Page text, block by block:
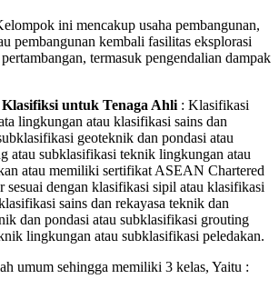
ini mencakup usaha pembangunan,
pembangunan kembali fasilitas eksplorasi
termasuk pengendalian dampak
untuk Tenaga Ahli : Klasifikasi
lingkungan atau klasifikasi sains dan
geoteknik dan pondasi atau
atau subklasifikasi teknik lingkungan atau
atau memiliki sertifikat ASEAN Chartered
sesuai dengan klasifikasi sipil atau klasifikasi
sains dan rekayasa teknik dan
dan pondasi atau subklasifikasi grouting
lingkungan atau subklasifikasi peledakan.
umum sehingga memiliki 3 kelas, Yaitu :